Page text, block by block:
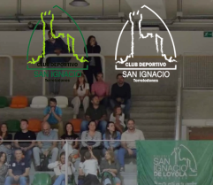
Skip to main content